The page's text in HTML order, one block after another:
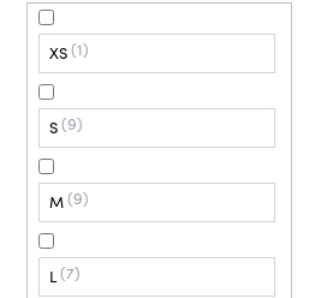
XS 1
S 9
M 9
L 7